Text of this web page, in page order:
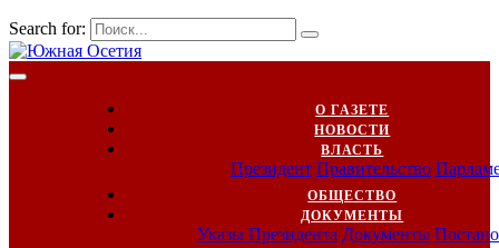
Search for:
О ГАЗЕТЕ
НОВОСТИ
ВЛАСТЬ
Президент Правительство
ОБЩЕСТВО
ДОКУМЕНТЫ
Указы Президента Документы